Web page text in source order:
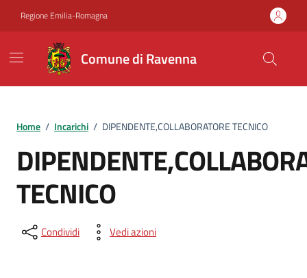
Regione Emilia-Romagna
Comune di Ravenna
Home / Incarichi / DIPENDENTE,COLLABORATORE TECNICO
TECNICO
Condividi Vedi azioni